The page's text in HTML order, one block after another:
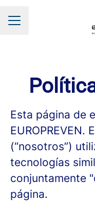
MENÚ DE EMPLEO
Esta página de
EUROPREVEN.
(“nosotros”)
tecnologías
conjuntamente
página.